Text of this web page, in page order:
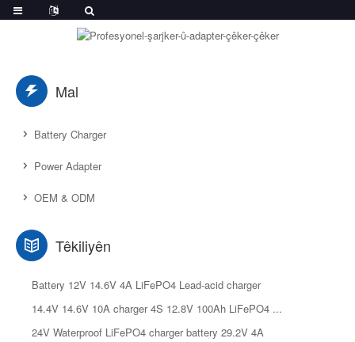
Mal
Battery Charger
Power Adapter
OEM & ODM
Têkiliyên
Battery 12V 14.6V 4A LiFePO4 Lead-acid charger
14.4V 14.6V 10A charger 4S 12.8V 100Ah LiFePO4 ...
24V Waterproof LiFePO4 charger battery 29.2V 4A